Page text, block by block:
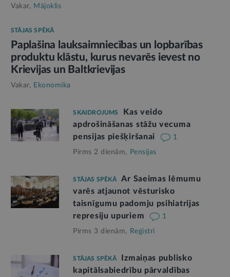
Vakar, Mājoklis
STĀJAS SPĒKĀ
Paplašina lauksaimniecības un lopbarības
produktu klāstu, kurus nevarēs ievest no
Krievijas un Baltkrievijas
Vakar, Ekonomika
SKAIDROJUMS
Kas veido
apdrošināšanas stāžu vecuma
pensijas piešķiršanai
1
Pirms 2 dienām, Pensijas
STĀJAS SPĒKĀ
Ar Saeimas lēmumu
varēs atjaunot vēsturisko
taisnīgumu padomju psihiatrijas
represiju upuriem
1
Pirms 3 dienām, Reģistri
STĀJAS SPĒKĀ
Izmaiņas publisko
kapitālsabiedrību pārvaldības